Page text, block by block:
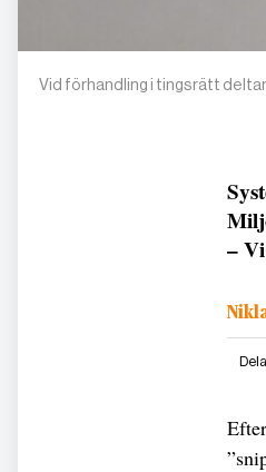
Vid förhandling i tingsrätt
–
Dela